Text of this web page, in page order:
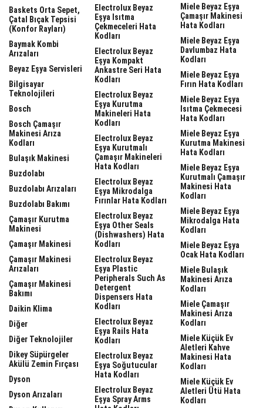
Baskets Orta Sepet,
Çatal Bıçak Tepsisi
(Konfor Rayları)
Baymak Kombi
Arızaları
Beyaz Eşya Servisleri
Bilgisayar
Teknolojileri
Bosch
Bosch Çamaşır
Makinesi Arıza
Kodları
Bulaşık Makinesi
Buzdolabı
Buzdolabı Arızaları
Buzdolabı Bakımı
Çamaşır Kurutma
Makinesi
Çamaşır Makinesi
Çamaşır Makinesi
Arızaları
Çamaşır Makinesi
Bakımı
Daikin Klima
Diğer
Diğer Teknolojiler
Dikey Süpürgeler
Akülü Zemin Fırçası
Dyson
Dyson Arızaları
Electrolux Beyaz
Eşya Isıtma
Çekmeceleri Hata
Kodları
Electrolux Beyaz
Eşya Kompakt
Ankastre Seri Hata
Kodları
Electrolux Beyaz
Eşya Kurutma
Makineleri Hata
Kodları
Electrolux Beyaz
Eşya Kurutmalı
Çamaşır Makineleri
Hata Kodları
Electrolux Beyaz
Eşya Mikrodalga
Fırınlar Hata Kodları
Electrolux Beyaz
Eşya Other Seals
(dishwashers) Hata
Kodları
Electrolux Beyaz
Eşya Plastic
Peripherals Such As
Detergent
Dispensers Hata
Kodları
Electrolux Beyaz
Eşya Rails Hata
Kodları
Electrolux Beyaz
Eşya Soğutucular
Hata Kodları
Electrolux Beyaz
Eşya Spray Arms
Miele Beyaz Eşya
Çamaşır Makinesi
Hata Kodları
Miele Beyaz Eşya
Davlumbaz Hata
Kodları
Miele Beyaz Eşya
Fırın Hata Kodları
Miele Beyaz Eşya
Isıtma Çekmecesi
Hata Kodları
Miele Beyaz Eşya
Kurutma Makinesi
Hata Kodları
Miele Beyaz Eşya
Kurutmalı Çamaşır
Makinesi Hata
Kodları
Miele Beyaz Eşya
Mikrodalga Hata
Kodları
Miele Beyaz Eşya
Ocak Hata Kodları
Miele Bulaşık
Makinesi Arıza
Kodları
Miele Çamaşır
Makinesi Arıza
Kodları
Miele Küçük Ev
Aletleri Kahve
Makinesi Hata
Kodları
Miele Küçük Ev
Aletleri Ütü Hata
Kodları